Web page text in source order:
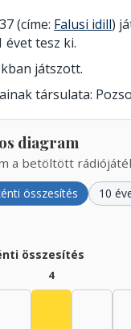
(címe: Falusi idill)
évet tesz ki.
játszott.
társulata:
diagram
a betöltött
összesítés 10
összesítés
4